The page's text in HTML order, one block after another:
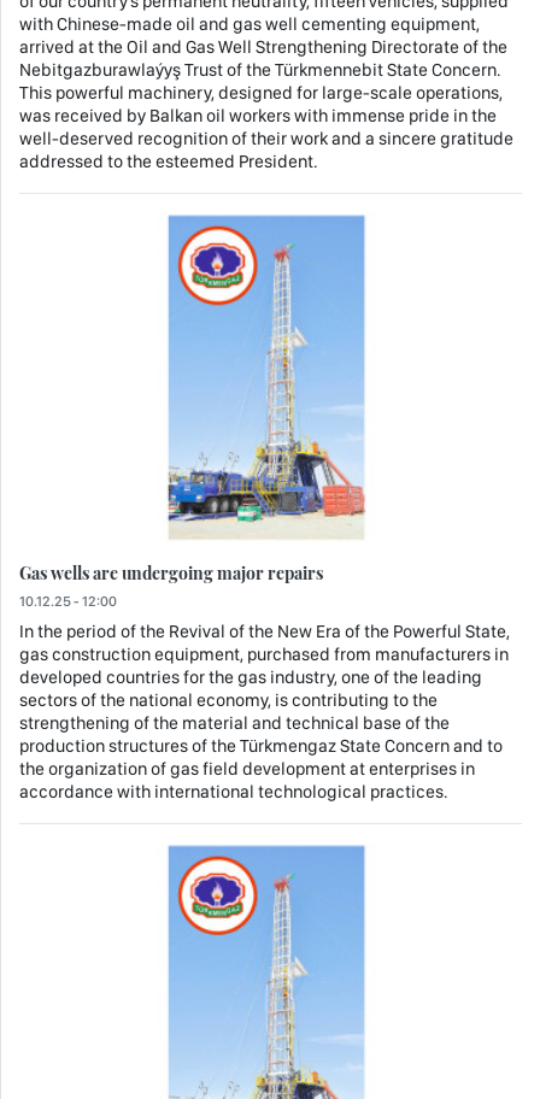
with Chinese-made oil and gas well cementing equipment,
arrived at the Oil and Gas Well Strengthening Directorate of the
Nebitgazburawlaýyş Trust of the Türkmennebit State Concern.
This powerful machinery, designed for large-scale operations,
was received by Balkan oil workers with immense pride in the
well-deserved recognition of their work and a sincere gratitude
addressed to the esteemed President.
Gas wells are undergoing major repairs
10.12.25 - 12:00
In the period of the Revival of the New Era of the Powerful State,
gas construction equipment, purchased from manufacturers in
developed countries for the gas industry, one of the leading
sectors of the national economy, is contributing to the
strengthening of the material and technical base of the
production structures of the Türkmengaz State Concern and to
the organization of gas field development at enterprises in
accordance with international technological practices.